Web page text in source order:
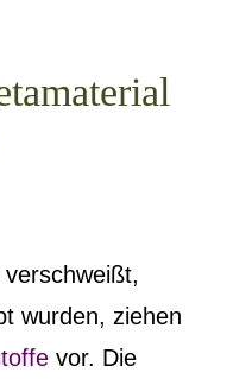
wurden, ziehen
vor. Die